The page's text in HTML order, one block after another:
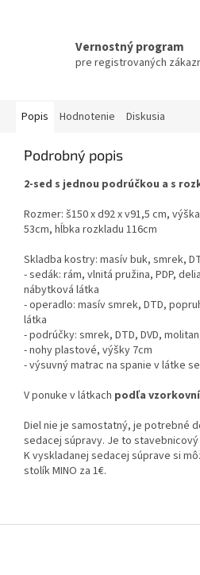
Vernostný program
pre registrovaných
Popis Hodnotenie Diskusia
Podrobný popis
2-sed s jednou podrúčkou a s
Rozmer: š150 x d92 x v91,5 cm,
53cm, hĺbka rozkladu 116cm
Skladba kostry: masív buk, smrek,
- sedák: rám, vlnitá pružina, PDP,
nábytková látka
- operadlo: masív smrek, DTD,
látka
- podrúčky: smrek, DTD, DVD,
- nohy plastové, výšky 7cm
- výsuvný matrac na spanie v látke
V ponuke v látkach podľa
Diel nie je samostatný, je potrebné
sedacej súpravy. Je to
K vyskladanej sedacej súprave si
stolík MINO za 1€.